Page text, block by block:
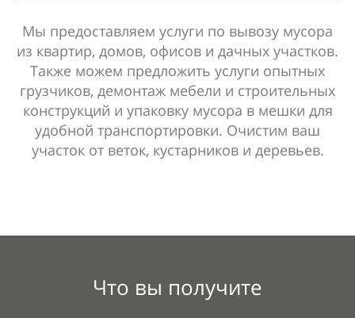
Мы предоставляем услуги по вывозу мусора
из квартир, домов, офисов и дачных участков.
Также можем предложить услуги опытных
грузчиков, демонтаж мебели и строительных
конструкций и упаковку мусора в мешки для
удобной транспортировки. Очистим ваш
участок от веток, кустарников и деревьев.
Что вы получите